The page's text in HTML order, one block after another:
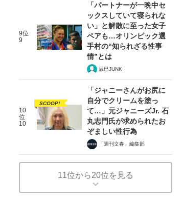
9位
9
「パートナーが一晩中セ
ックスしていて寝られな
い」と解散に至った女子
ペアも…オリンピック選
手村の“知られざる性事
情”とは
辰巳JUNK
10
位
10
SCOOP!
「ジャニーさんがお尻に
自分でクリームを塗っ
て…」元ジャニーズJr. 石
丸志門氏が求められたお
ぞましい性行為
「週刊文春」編集部
11位から20位を見る